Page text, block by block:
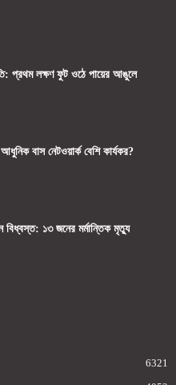
প্রথম লক্ষণ ফুট ওঠে পায়ের আঙুলে
বাস নেটওয়ার্ক বেশি কার্যকর?
বিধ্বস্ত: ১৩ জনের মর্মান্তিক মৃত্যু
6321